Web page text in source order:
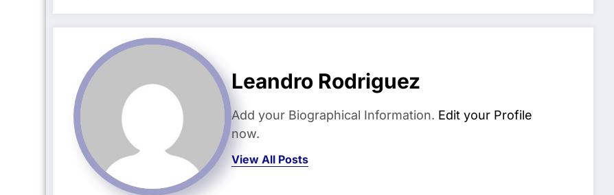
Leandro Rodriguez
Add your Biographical Information. Edit your Profile
now.
View All Posts